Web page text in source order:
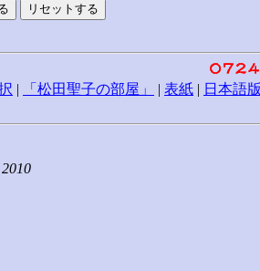
| 「松田聖子の部屋」 | 表紙 | 日本語